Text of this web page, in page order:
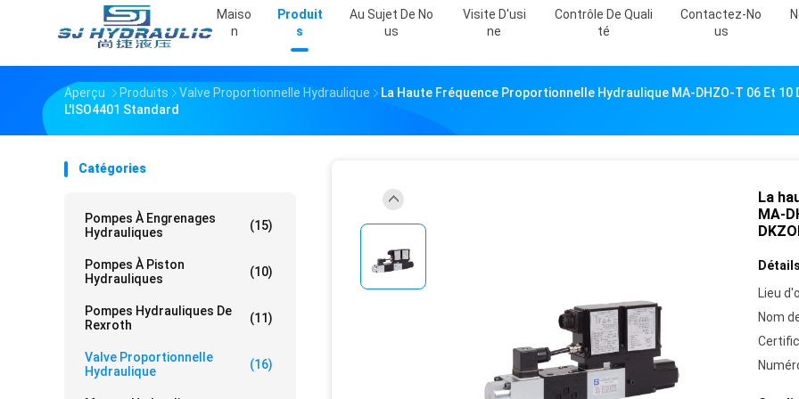
Maiso
N
Produit
S
Au Sujet De No
Us
Visite D'usi
Ne
Contrôle De Quali
Té
Contactez-No
Us
Aperçu Produits Valve Proportionnelle Hydraulique
La Haute Fréquence Proportionnelle Hydraulique MA-DHZO-T 06 Et 10
L'ISO4401 Standard
Catégories
Pompes À Engrenages
Hydrauliques
(15)
Pompes À Piston
Hydrauliques
(10)
Pompes Hydrauliques De
Rexroth
(11)
Valve Proportionnelle
Hydraulique
(16)
La
MA-
Lieu
Nom